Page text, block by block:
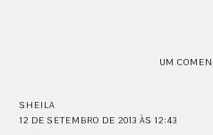
UM
SHEILA
12 DE SETEMBRO DE 2013 ÀS 12:43